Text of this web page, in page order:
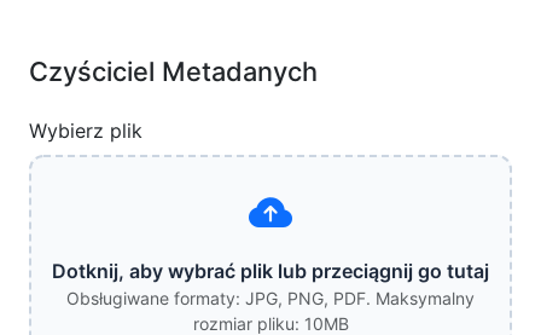
Czyściciel Metadanych
Wybierz plik
Dotknij, aby wybrać plik lub przeciągnij go tutaj
Obsługiwane formaty: JPG, PNG, PDF. Maksymalny
rozmiar pliku: 10MB